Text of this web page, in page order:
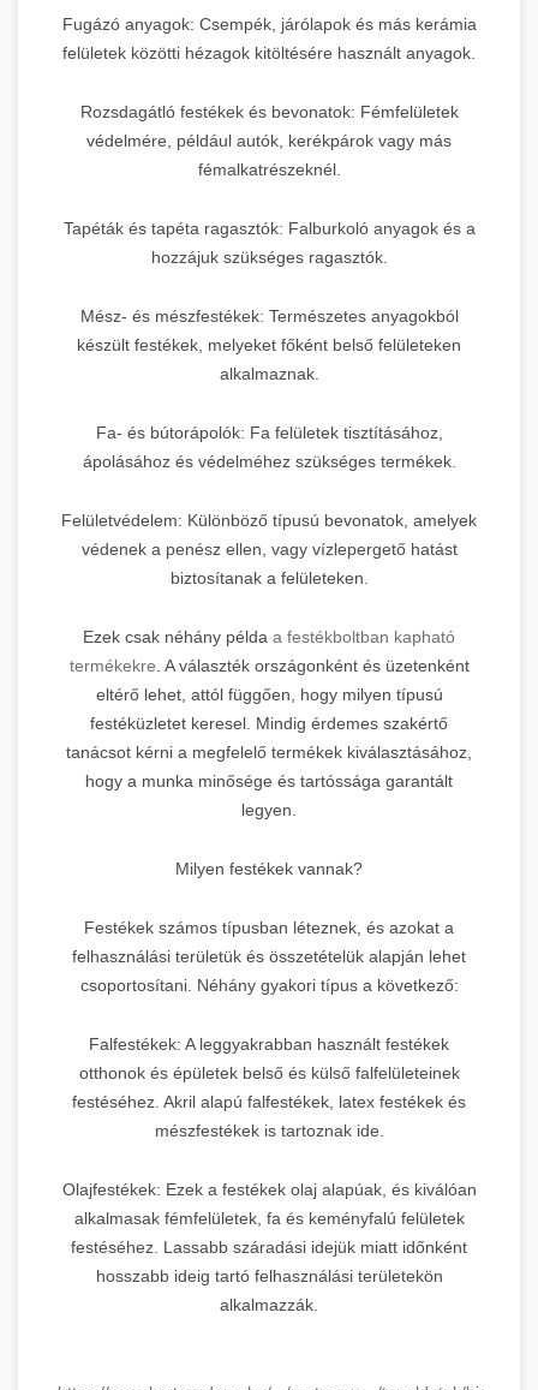
Fugázó anyagok: Csempék, járólapok és más kerámia
felületek közötti hézagok kitöltésére használt anyagok.
Rozsdagátló festékek és bevonatok: Fémfelületek
védelmére, például autók, kerékpárok vagy más
fémalkatrészeknél.
Tapéták és tapéta ragasztók: Falburkoló anyagok és a
hozzájuk szükséges ragasztók.
Mész- és mészfestékek: Természetes anyagokból
készült festékek, melyeket főként belső felületeken
alkalmaznak.
Fa- és bútorápolók: Fa felületek tisztításához,
ápolásához és védelméhez szükséges termékek.
Felületvédelem: Különböző típusú bevonatok, amelyek
védenek a penész ellen, vagy vízlepergető hatást
biztosítanak a felületeken.
Ezek csak néhány példa a festékboltban kapható
termékekre . A választék országonként és üzetenként
eltérő lehet, attól függően, hogy milyen típusú
festéküzletet keresel. Mindig érdemes szakértő
tanácsot kérni a megfelelő termékek kiválasztásához,
hogy a munka minősége és tartóssága garantált
legyen.
Milyen festékek vannak?
Festékek számos típusban léteznek, és azokat a
felhasználási területük és összetételük alapján lehet
csoportosítani. Néhány gyakori típus a következő:
Falfestékek: A leggyakrabban használt festékek
otthonok és épületek belső és külső falfelületeinek
festéséhez. Akril alapú falfestékek, latex festékek és
mészfestékek is tartoznak ide.
Olajfestékek: Ezek a festékek olaj alapúak, és kiválóan
alkalmasak fémfelületek, fa és keményfalú felületek
festéséhez. Lassabb száradási idejük miatt időnként
hosszabb ideig tartó felhasználási területekön
alkalmazzák.